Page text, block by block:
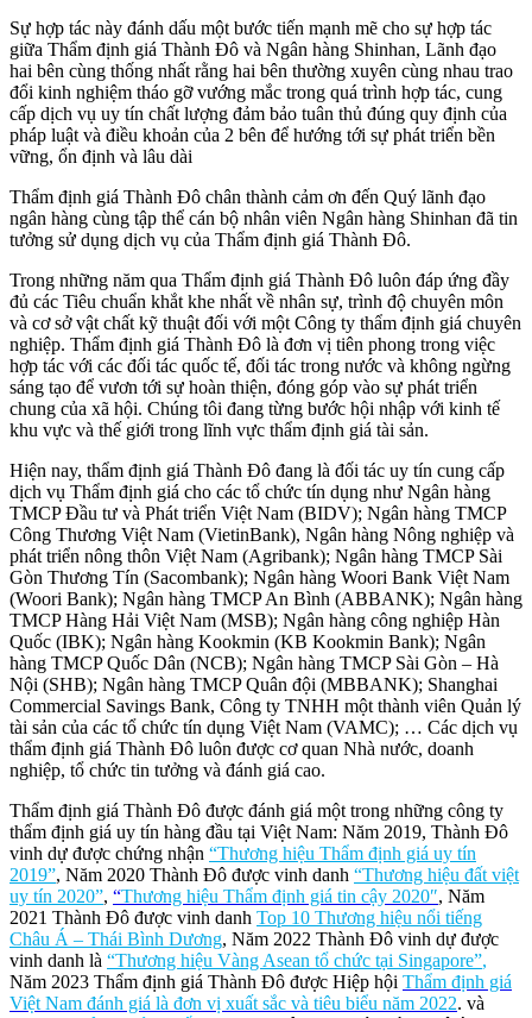
Sự hợp tác này đánh dấu một bước tiến mạnh mẽ cho sự hợp tác
giữa Thẩm định giá Thành Đô và Ngân hàng Shinhan, Lãnh đạo
hai bên cùng thống nhất rằng hai bên thường xuyên cùng nhau trao
đổi kinh nghiệm tháo gỡ vướng mắc trong quá trình hợp tác, cung
cấp dịch vụ uy tín chất lượng đảm bảo tuân thủ đúng quy định của
pháp luật và điều khoản của 2 bên để hướng tới sự phát triển bền
vững, ổn định và lâu dài
Thẩm định giá Thành Đô chân thành cảm ơn đến Quý lãnh đạo
ngân hàng cùng tập thể cán bộ nhân viên Ngân hàng Shinhan đã tin
tưởng sử dụng dịch vụ của Thẩm định giá Thành Đô.
Trong những năm qua Thẩm định giá Thành Đô luôn đáp ứng đầy
đủ các Tiêu chuẩn khắt khe nhất về nhân sự, trình độ chuyên môn
và cơ sở vật chất kỹ thuật đối với một Công ty thẩm định giá chuyên
nghiệp. Thẩm định giá Thành Đô là đơn vị tiên phong trong việc
hợp tác với các đối tác quốc tế, đối tác trong nước và không ngừng
sáng tạo để vươn tới sự hoàn thiện, đóng góp vào sự phát triển
chung của xã hội. Chúng tôi đang từng bước hội nhập với kinh tế
khu vực và thế giới trong lĩnh vực thẩm định giá tài sản.
Hiện nay, thẩm định giá Thành Đô đang là đối tác uy tín cung cấp
dịch vụ Thẩm định giá cho các tổ chức tín dụng như Ngân hàng
TMCP Đầu tư và Phát triển Việt Nam (BIDV); Ngân hàng TMCP
Công Thương Việt Nam (VietinBank), Ngân hàng Nông nghiệp và
phát triển nông thôn Việt Nam (Agribank); Ngân hàng TMCP Sài
Gòn Thương Tín (Sacombank); Ngân hàng Woori Bank Việt Nam
(Woori Bank); Ngân hàng TMCP An Bình (ABBANK); Ngân hàng
TMCP Hàng Hải Việt Nam (MSB); Ngân hàng công nghiệp Hàn
Quốc (IBK); Ngân hàng Kookmin (KB Kookmin Bank); Ngân
hàng TMCP Quốc Dân (NCB); Ngân hàng TMCP Sài Gòn – Hà
Nội (SHB); Ngân hàng TMCP Quân đội (MBBANK); Shanghai
Commercial Savings Bank, Công ty TNHH một thành viên Quản lý
tài sản của các tổ chức tín dụng Việt Nam (VAMC); … Các dịch vụ
thẩm định giá Thành Đô luôn được cơ quan Nhà nước, doanh
nghiệp, tổ chức tin tưởng và đánh giá cao.
Thẩm định giá Thành Đô được đánh giá một trong những công ty
thẩm định giá uy tín hàng đầu tại Việt Nam: Năm 2019, Thành Đô
vinh dự được chứng nhận “Thương hiệu Thẩm định giá uy tín
2019”, Năm 2020 Thành Đô được vinh danh “Thương hiệu đất việt
uy tín 2020”, “Thương hiệu Thẩm định giá tin cậy 2020″, Năm
2021 Thành Đô được vinh danh Top 10 Thương hiệu nổi tiếng
Châu Á – Thái Bình Dương, Năm 2022 Thành Đô vinh dự được
vinh danh là “Thương hiệu Vàng Asean tổ chức tại Singapore”,
Năm 2023 Thẩm định giá Thành Đô được Hiệp hội Thẩm định giá
Việt Nam đánh giá là đơn vị xuất sắc và tiêu biểu năm 2022. và